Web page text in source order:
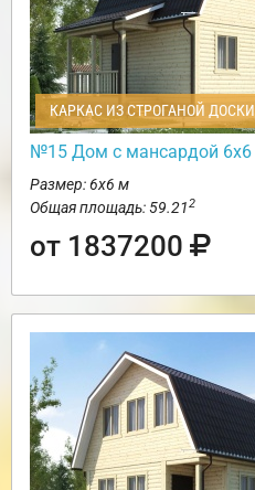
КАРКАС ИЗ СТРОГАНОЙ ДОСКИ
№15 Дом с мансардой 6х6
Размер: 6х6 м
Общая площадь: 59.212
от 1837200